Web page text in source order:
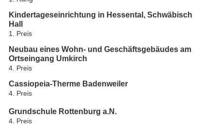
Kindertageseinrichtung in Hessental, Schwäbisch
Hall
1. Preis
Neubau eines Wohn- und Geschäftsgebäudes am
Ortseingang Umkirch
4. Preis
Cassiopeia-Therme Badenweiler
4. Preis
Grundschule Rottenburg a.N.
4. Preis